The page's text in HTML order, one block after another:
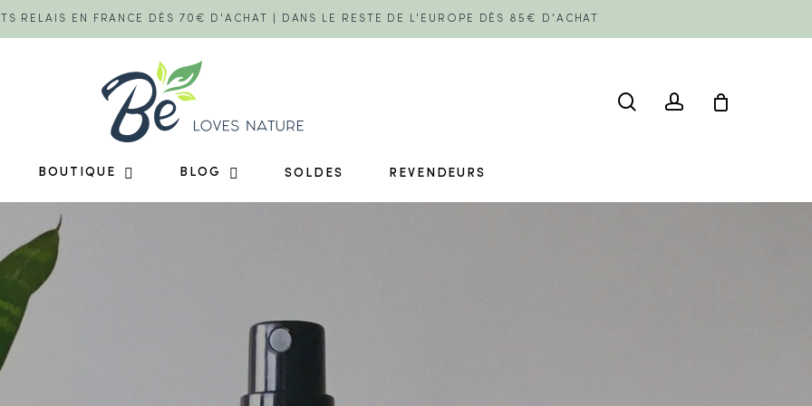
RELAIS EN FRANCE DÈS 70€ D'ACHAT | DANS LE RESTE DE L'EUROPE DÈS 85€ D'ACHAT
BOUTIQUE BLOG SOLDES REVENDEURS